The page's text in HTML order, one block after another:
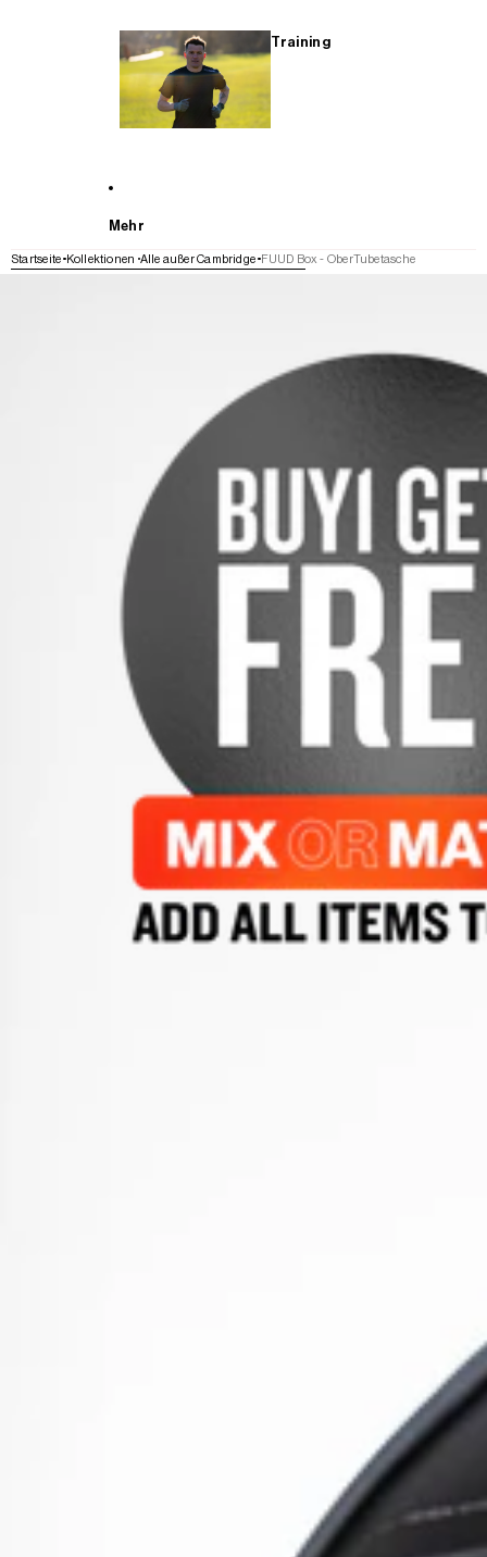
Training
Mehr
Startseite Kollektionen Alle außer Cambridge FUUD Box - OberTubetasche
WEITER ZU DEN PRODUKTINFORMATIONEN